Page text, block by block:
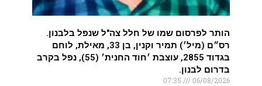
הותר לפרסום שמו של חלל צה"ל שנפל בלבנון.
רס״ם (מיל׳) תמיר וקנין, בן 33, מאילת, לוחם
בגדוד 2855, עוצבת ׳חוד החנית׳ (55), נפל בקרב
בדרום לבנון.
06/08/2026